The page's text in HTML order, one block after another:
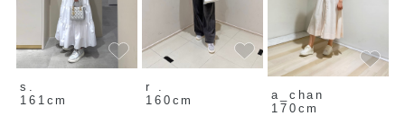
s.
161cm
r .
160cm
a_chan
170cm